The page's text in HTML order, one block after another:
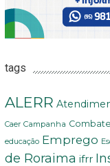
tags
ALERR
Caer Campanha Combate
educação Emprego
de Roraima ifrr